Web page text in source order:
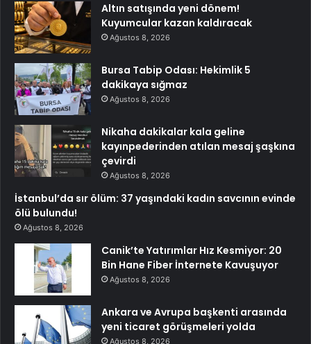
Altın satışında yeni dönem!
Kuyumcular kazan kaldıracak
Ağustos 8, 2026
Bursa Tabip Odası: Hekimlik 5
dakikaya sığmaz
Ağustos 8, 2026
Nikaha dakikalar kala geline
kayınpederinden atılan mesaj şaşkına
çevirdi
Ağustos 8, 2026
İstanbul’da sır ölüm: 37 yaşındaki kadın savcının evinde
ölü bulundu!
Ağustos 8, 2026
Canik’te Yatırımlar Hız Kesmiyor: 20
Bin Hane Fiber İnternete Kavuşuyor
Ağustos 8, 2026
Ankara ve Avrupa başkenti arasında
yeni ticaret görüşmeleri yolda
Ağustos 8, 2026